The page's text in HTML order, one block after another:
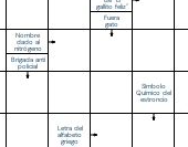
gallito feliz"
Fuera
gato
Nombre
dado al
nitrógeno
Brigada anti
policial
Símbolo
Químico del
estroncio
Letra del
alfabeto
griego